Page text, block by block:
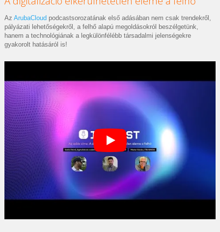
Az ArubaCloud podcastsorozatának első adásában nem csak trendekről,
pályázati lehetőségekről, a felhő alapú megoldásokról beszélgetünk,
hanem a technológiának a legkülönfélébb társadalmi jelenségekre
gyakorolt hatásáról is!